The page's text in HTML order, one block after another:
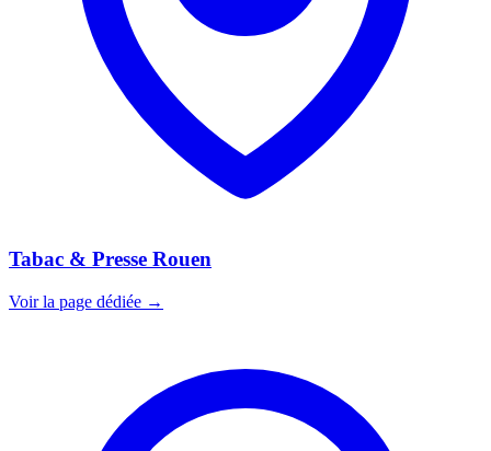
Tabac & Presse Rouen
Voir la page dédiée →